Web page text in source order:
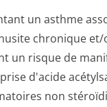
un asthme
chronique et/
un risque de
d'acide
non